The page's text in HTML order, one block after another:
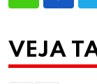
VEJA